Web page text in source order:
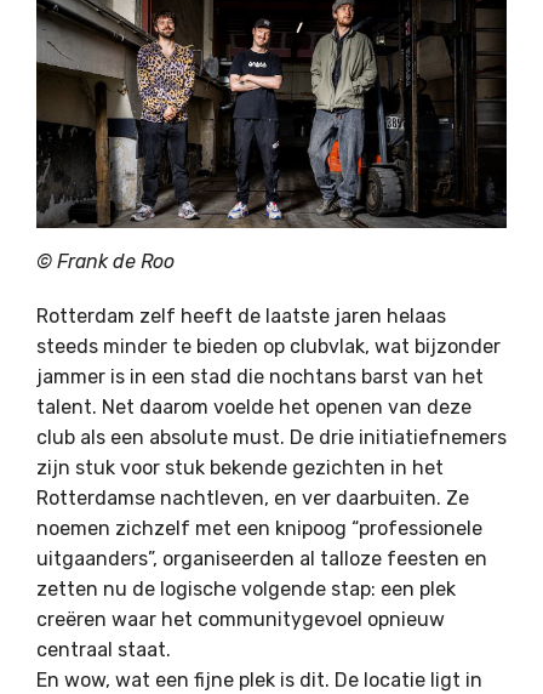
© Frank de Roo
Rotterdam zelf heeft de laatste jaren helaas
steeds minder te bieden op clubvlak, wat bijzonder
jammer is in een stad die nochtans barst van het
talent. Net daarom voelde het openen van deze
club als een absolute must. De drie initiatiefnemers
zijn stuk voor stuk bekende gezichten in het
Rotterdamse nachtleven, en ver daarbuiten. Ze
noemen zichzelf met een knipoog “professionele
uitgaanders”, organiseerden al talloze feesten en
zetten nu de logische volgende stap: een plek
creëren waar het communitygevoel opnieuw
centraal staat.
En wow, wat een fijne plek is dit. De locatie ligt in